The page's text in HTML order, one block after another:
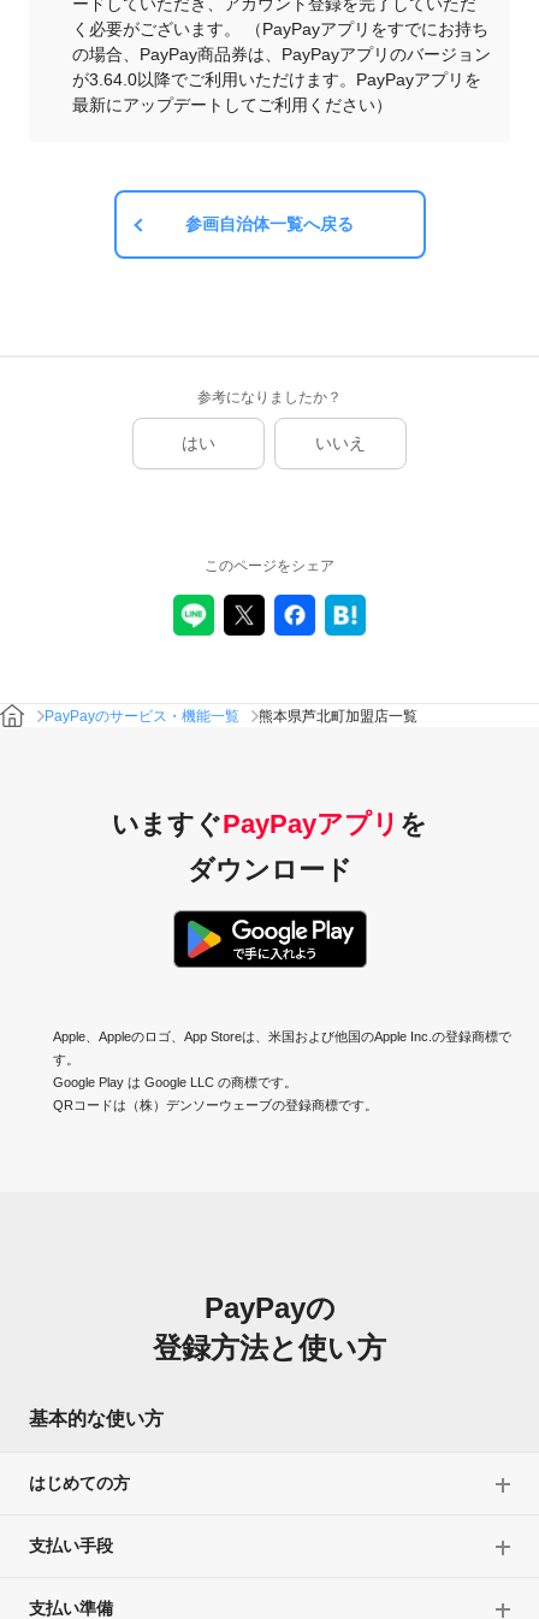
く必要がございます。 （PayPayアプリをすでにお持ち
の場合、PayPay商品券は、PayPayアプリのバージョン
が3.64.0以降でご利用いただけます。PayPayアプリを
最新にアップデートしてご利用ください）
参画自治体一覧へ戻る
参考になりましたか？
はい いいえ
このページをシェア
PayPayのサービス・機能一覧 熊本県芦北町加盟店一覧
いますぐPayPayアプリ を
ダウンロード
Apple、Appleのロゴ、App Storeは、米国および他国のApple Inc.の登録商標で
す。
Google Play は Google LLC の商標です。
QRコードは（株）デンソーウェーブの登録商標です。
PayPayの
登録方法と使い方
基本的な使い方
はじめての方
支払い手段
支払い準備